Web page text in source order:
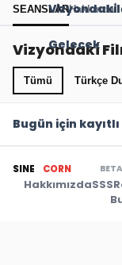
Gelecek
SEANSLARHakkında
Vizyondaki
Tümü Türkçe
Bugün için
SINE CORN BETA
HakkımızdaSSS